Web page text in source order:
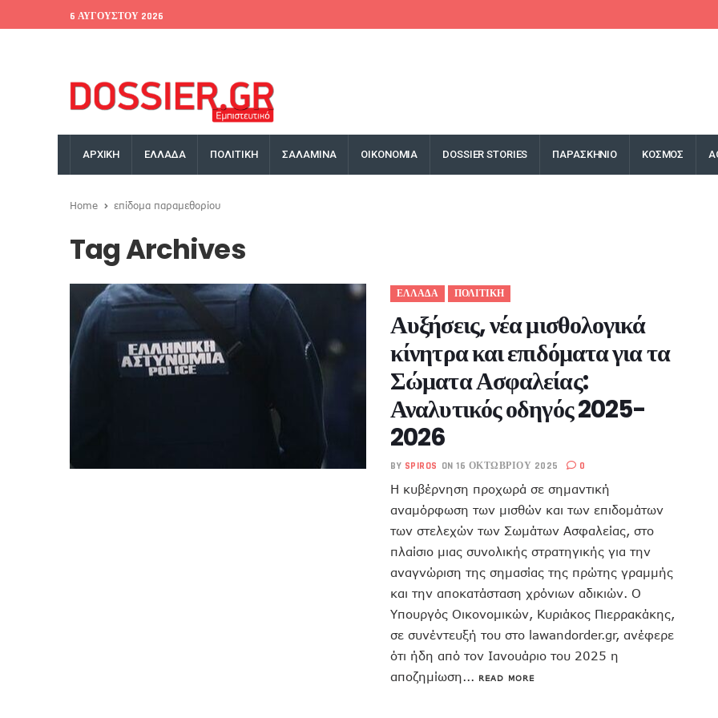
6 ΑΥΓΟΎΣΤΟΥ 2026
ΑΡΧΙΚΗ ΕΛΛΑΔΑ ΠΟΛΙΤΙΚΗ ΣΑΛΑΜΙΝΑ ΟΙΚΟΝΟΜΙΑ DOSSIER STORIES ΠΑΡΑΣΚΗΝΙΟ ΚΟΣΜΟΣ
Home επίδομα παραμεθορίου
Tag Archives
ΕΛΛΑΔΑ ΠΟΛΙΤΙΚΗ
Αυξήσεις, νέα μισθολογικά
κίνητρα και επιδόματα για τα
Σώματα Ασφαλείας:
Αναλυτικός οδηγός 2025-
2026
BY SPIROS ON 16 ΟΚΤΩΒΡΊΟΥ 2025 0
Η κυβέρνηση προχωρά σε σημαντική
αναμόρφωση των μισθών και των επιδομάτων
των στελεχών των Σωμάτων Ασφαλείας, στο
πλαίσιο μιας συνολικής στρατηγικής για την
αναγνώριση της σημασίας της πρώτης γραμμής
και την αποκατάσταση χρόνιων αδικιών. Ο
Υπουργός Οικονομικών, Κυριάκος Πιερρακάκης,
σε συνέντευξή του στο lawandorder.gr, ανέφερε
ότι ήδη από τον Ιανουάριο του 2025 η
αποζημίωση... READ MORE